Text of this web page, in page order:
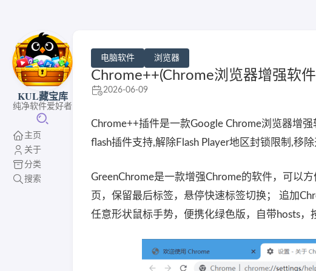
KUL藏宝库
纯净软件爱好者
主页
关于
分类
搜索
电脑软件 浏览器
Chrome++(Chrome浏览器增强软
2026-06-09
Chrome++插件是一款Google Chrome浏览器增
flash插件支持,解除Flash Player地区封锁限制,移
GreenChrome是一款增强Chrome的软件，可以
页，保留最后标签，悬停快速标签切换； 追加
任意形状鼠标手势，便携化绿色版，自带hosts，